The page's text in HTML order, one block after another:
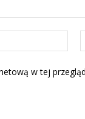
w tej